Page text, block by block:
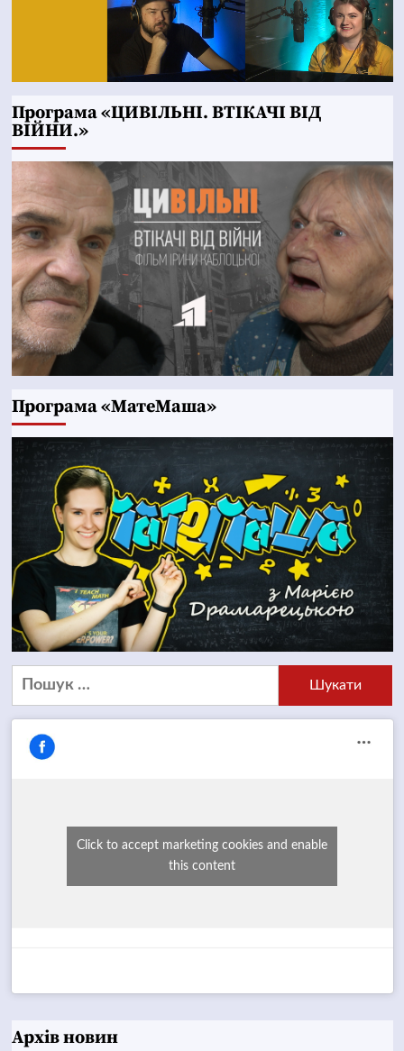
Програма «ЦИВІЛЬНІ. ВТІКАЧІ ВІД
ВІЙНИ.»
Програма «МатеМаша»
Пошук:
Click to accept marketing cookies and enable
this content
Архів новин